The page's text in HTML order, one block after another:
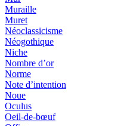
Muraille
Muret
Néoclassicisme
Néogothique
Niche
Nombre d’or
Norme
Note d’intention
Noue
Oculus
Oeil-de-bœuf